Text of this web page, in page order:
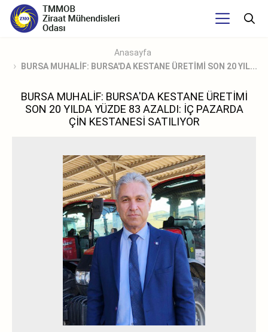
Anasayfa
BURSA MUHALİF: BURSA'DA KESTANE ÜRETİMİ SON 20 YIL...
BURSA MUHALİF: BURSA'DA KESTANE ÜRETİMİ
SON 20 YILDA YÜZDE 83 AZALDI: İÇ PAZARDA
ÇİN KESTANESİ SATILIYOR